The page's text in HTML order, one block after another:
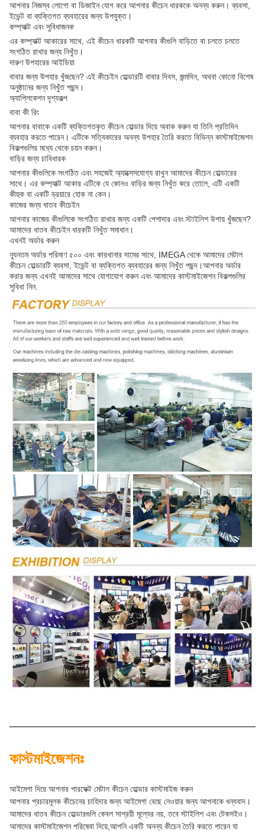
আপনার নিজস্ব লোগো বা ডিজাইন যোগ করে আপনার কীচেন ধারককে অনন্য করুন। ব্যবসা,
ইভেন্ট বা ব্যক্তিগত ব্যবহারের জন্য উপযুক্ত।
কম্প্যাক্ট এবং সুবিধাজনক
এর কম্প্যাক্ট আকারের সাথে, এই কীচেন ধারকটি আপনার কীগুলি বাড়িতে বা চলতে চলতে
সংগঠিত রাখার জন্য নিখুঁত।
দারুণ উপহারের আইডিয়া
বাবার জন্য উপহার খুঁজছেন? এই কীচেইন হোল্ডারটি বাবার দিবস, জন্মদিন, অথবা কোনো বিশেষ
অনুষ্ঠানের জন্য নিখুঁত পছন্দ।
অ্যাপ্লিকেশন দৃশ্যকল্প
বাবা কী রিং
আপনার বাবাকে একটি ব্যক্তিগতকৃত কীচেন হোল্ডার দিয়ে অবাক করুন যা তিনি প্রতিদিন
ব্যবহার করতে পারেন। এটিকে সত্যিকারের অনন্য উপহার তৈরি করতে বিভিন্ন কাস্টমাইজেশন
বিকল্পগুলির মধ্যে থেকে চয়ন করুন।
বাড়ির জন্য চাবিধারক
আপনার কীগুলিকে সংগঠিত এবং সহজেই অ্যাক্সেসযোগ্য রাখুন আমাদের কীচেন হোল্ডারের
সাথে। এর কম্প্যাক্ট আকার এটিকে যে কোনও বাড়ির জন্য নিখুঁত করে তোলে, এটি একটি
কীহুক বা একটি ড্রয়ারে হোক না কেন।
কাজের জন্য ধাতব কীচেইন
আপনার কাজের কীগুলিকে সংগঠিত রাখার জন্য একটি পেশাদার এবং স্টাইলিশ উপায় খুঁজছেন?
আমাদের ধাতব কীচেইন ধারকটি নিখুঁত সমাধান।
এখনই অর্ডার করুন
ন্যূনতম অর্ডার পরিমাণ ৫০০ এবং কারখানার দামের সাথে, IMEGA থেকে আমাদের মেটাল
কীচেন হোল্ডারটি ব্যবসা, ইভেন্ট বা ব্যক্তিগত ব্যবহারের জন্য নিখুঁত পছন্দ।আপনার অর্ডার
করার জন্য এখনই আমাদের সাথে যোগাযোগ করুন এবং আমাদের কাস্টমাইজেশন বিকল্পগুলির
সুবিধা নিন.
কাস্টমাইজেশনঃ
আইমেগা দিয়ে আপনার পারফেক্ট মেটাল কীচেন হোল্ডার কাস্টমাইজ করুন
আপনার প্রচারমূলক কীচেনের চাহিদার জন্য আইমেগা বেছে নেওয়ার জন্য আপনাকে ধন্যবাদ।
আমাদের ধাতব কীচেন হোল্ডারগুলি কেবল সাশ্রয়ী মূল্যের নয়, তবে স্টাইলিশ এবং টেকসইও।
আমাদের কাস্টমাইজেশন পরিষেবা দিয়ে,আপনি একটি অনন্য কীচেন তৈরি করতে পারেন যা